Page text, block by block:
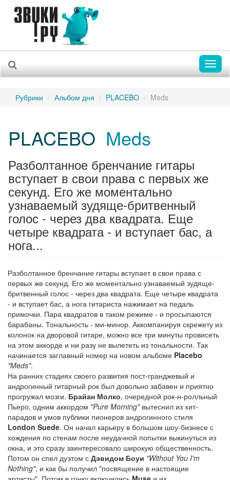
Рубрики Альбом дня PLACEBO Meds
PLACEBO Meds
Разболтанное бренчание гитары
вступает в свои права с первых же
секунд. Его же моментально
узнаваемый зудяще-бритвенный
голос - через два квадрата. Еще
четыре квадрата - и вступает бас, а
нога...
Разболтанное бренчание гитары вступает в свои права с
первых же секунд. Его же моментально узнаваемый зудяще-
бритвенный голос - через два квадрата. Еще четыре квадрата
- и вступает бас, а нога гитариста нажимает на педаль
примочки. Пара квадратов в таком режиме - и просыпаются
барабаны. Тональность - ми-минор. Аккомпанируя скрежету из
колонок на дворовой гитаре, можно все три минуты провисеть
на этом аккорде и ни разу не вылететь из тональности. Так
начинается заглавный номер на новом альбоме Placebo
"Meds".
На ранних стадиях своего развития пост-гранджевый и
андрогинный гитарный рок был довольно забавен и приятно
прогружал мозги. Брайан Молко, очередной рок-н-ролльный
Пьеро, одним аккордом "Pure Morning"вытеснил из хит-
парадов и умов публики пионеров андрогинного стиля
London Suede. Он начал карьеру в большом шоу-бизнесе с
хождения по стенам после неудачной попытки выкинуться из
окна, и это сразу заинтересовало широкую общественность.
Потом он спел дуэтом с Дэвидом Боуи "Without You I'm
Nothing", и как бы получил "посвящение в настоящие